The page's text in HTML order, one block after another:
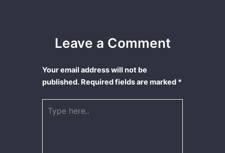
Leave a Comment
Your email address will not be
published. Required fields are marked *
here..